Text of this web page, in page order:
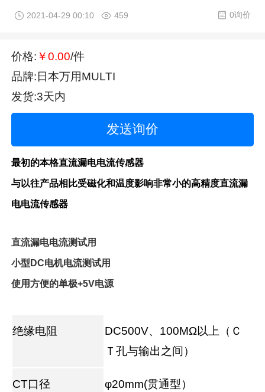
2021-04-29 00:10 459 0询价
价格: ￥0.00/件
品牌:日本万用MULTI
发货:3天内
发送询价
最初的本格直流漏电电流传感器
与以往产品相比受磁化和温度影响非常小的高精度直流漏
电电流传感器
直流漏电电流测试用
小型DC电机电流测试用
使用方便的单极+5V电源
绝缘电阻
DC500V、100MΩ以上（Ｃ
Ｔ孔与输出之间）
CT口径 φ20mm(贯通型）